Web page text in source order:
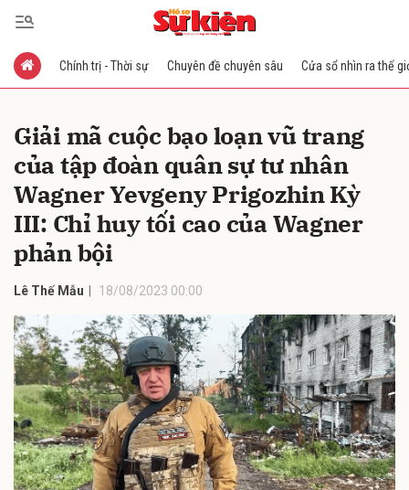
Chính trị - Thời sự Chuyên đề chuyên sâu Cửa sổ nhìn ra thế
Giải mã cuộc bạo loạn vũ trang
của tập đoàn quân sự tư nhân
Wagner Yevgeny Prigozhin Kỳ
III: Chỉ huy tối cao của Wagner
phản bội
Lê Thế Mẫu 18/08/2023 00:00
Gửi bình luận